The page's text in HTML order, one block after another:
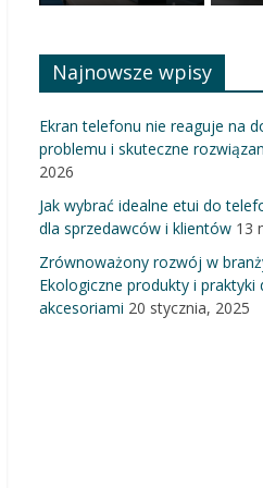
Najnowsze wpisy
Ekran telefonu nie reaguje na
problemu i skuteczne
2026
Jak wybrać idealne etui do
dla sprzedawców i klientów 13
Zrównoważony rozwój w
Ekologiczne produkty i praktyki
akcesoriami 20 stycznia, 2025